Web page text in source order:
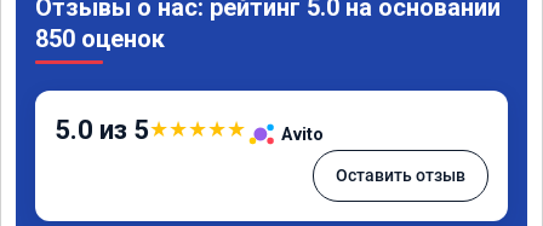
Отзывы о нас: рейтинг 5.0 на основании
850 оценок
5.0 из 5★★★★★ Avito
Оставить отзыв